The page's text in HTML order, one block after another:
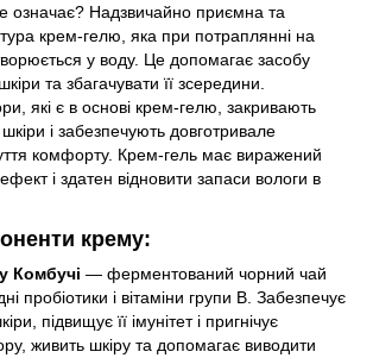
означає? Надзвичайно приємна та
крем-гелю, яка при потраплянні на
у воду. Це допомагає засобу
та збагачувати її зсередини.
які є в основі крем-гелю, закривають
і забезпечують довготривале
комфорту. Крем-гель має виражений
і здатен відновити запаси вологи в
крему:
Комбучі — ферментований чорний чай
пробіотики і вітаміни групи В. Забезпечує
підвищує її імунітет і пригнічує
живить шкіру та допомагає виводити